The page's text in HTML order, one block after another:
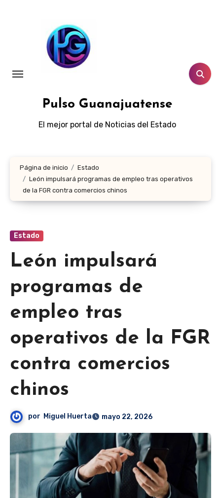
Pulso Guanajuatense
El mejor portal de Noticias del Estado
Página de inicio
Estado
León impulsará programas de empleo tras operativos
de la FGR contra comercios chinos
Estado
León impulsará
programas de
empleo tras
operativos de la FGR
contra comercios
chinos
por Miguel Huerta mayo 22, 2026